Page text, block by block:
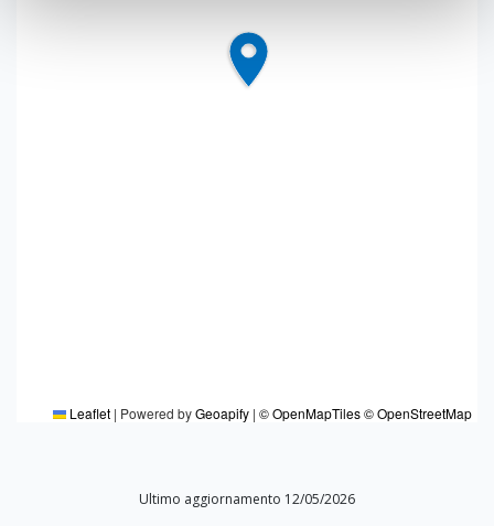
Leaflet | Powered byGeoapify | © OpenMapTiles© OpenStreetMap
Ultimo aggiornamento 12/05/2026